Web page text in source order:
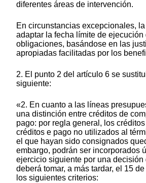
diferentes áreas de intervención.
En circunstancias excepcionales,
adaptar la fecha límite de ejecución
obligaciones, basándose en las
apropiadas facilitadas por los
2. El punto 2 del artículo 6 se
siguiente:
«2. En cuanto a las líneas
una distinción entre créditos de
pago: por regla general, los
créditos e pago no utilizados al
el que hayan sido consignados
embargo, podrán ser incorporados
ejercicio siguiente por una decisión
deberá tomar, a más tardar, el 15
los siguientes criterios: